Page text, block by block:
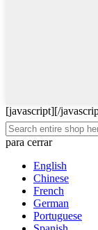
[javascript][/
para cerrar
English
Chinese
French
German
Portuguese